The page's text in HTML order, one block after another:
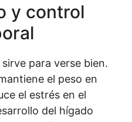
y control
para verse bien.
el peso en
el estrés en el
del hígado